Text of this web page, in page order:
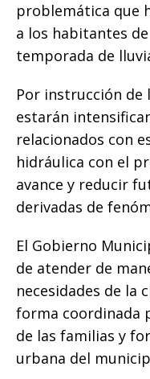
problemática que
a los habitantes
temporada de
Por instrucción de
estarán
relacionados con
hidráulica con el
avance y reducir
derivadas de
El Gobierno
de atender de
necesidades de la
forma coordinada
de las familias y
urbana del